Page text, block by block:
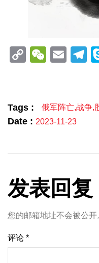
Copy
Tags : 俄军阵亡,战争,
Date : 2023-11-23
发表回复
您的邮箱地址不会被公开
评论 *